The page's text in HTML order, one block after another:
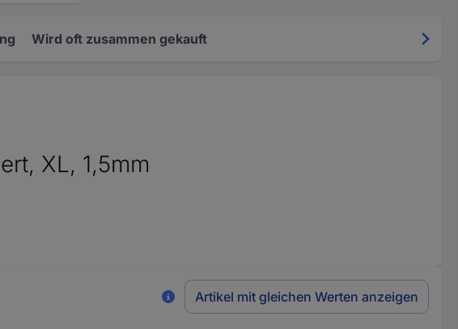
Wird oft zusammen gekauft
XL, 1,5mm
Artikel mit gleichen Werten anzeigen